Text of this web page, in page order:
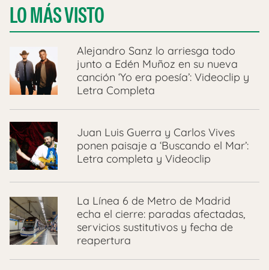
LO MÁS VISTO
Alejandro Sanz lo arriesga todo
junto a Edén Muñoz en su nueva
canción ‘Yo era poesía’: Videoclip y
Letra Completa
Juan Luis Guerra y Carlos Vives
ponen paisaje a ‘Buscando el Mar’:
Letra completa y Videoclip
La Línea 6 de Metro de Madrid
echa el cierre: paradas afectadas,
servicios sustitutivos y fecha de
reapertura